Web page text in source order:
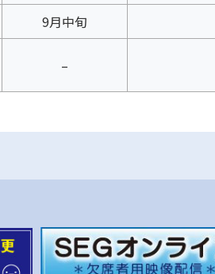
9月中旬
–